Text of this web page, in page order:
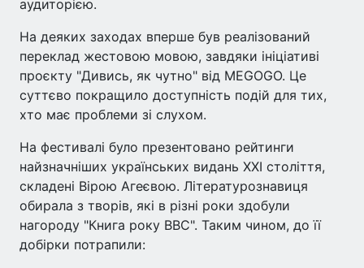
аудиторією.
На деяких заходах вперше був реалізований
переклад жестовою мовою, завдяки ініціативі
проєкту "Дивись, як чутно" від MEGOGO. Це
суттєво покращило доступність подій для тих,
хто має проблеми зі слухом.
На фестивалі було презентовано рейтинги
найзначніших українських видань XXI століття,
складені Вірою Агеєвою. Літературознавиця
обирала з творів, які в різні роки здобули
нагороду "Книга року BBC". Таким чином, до її
добірки потрапили: